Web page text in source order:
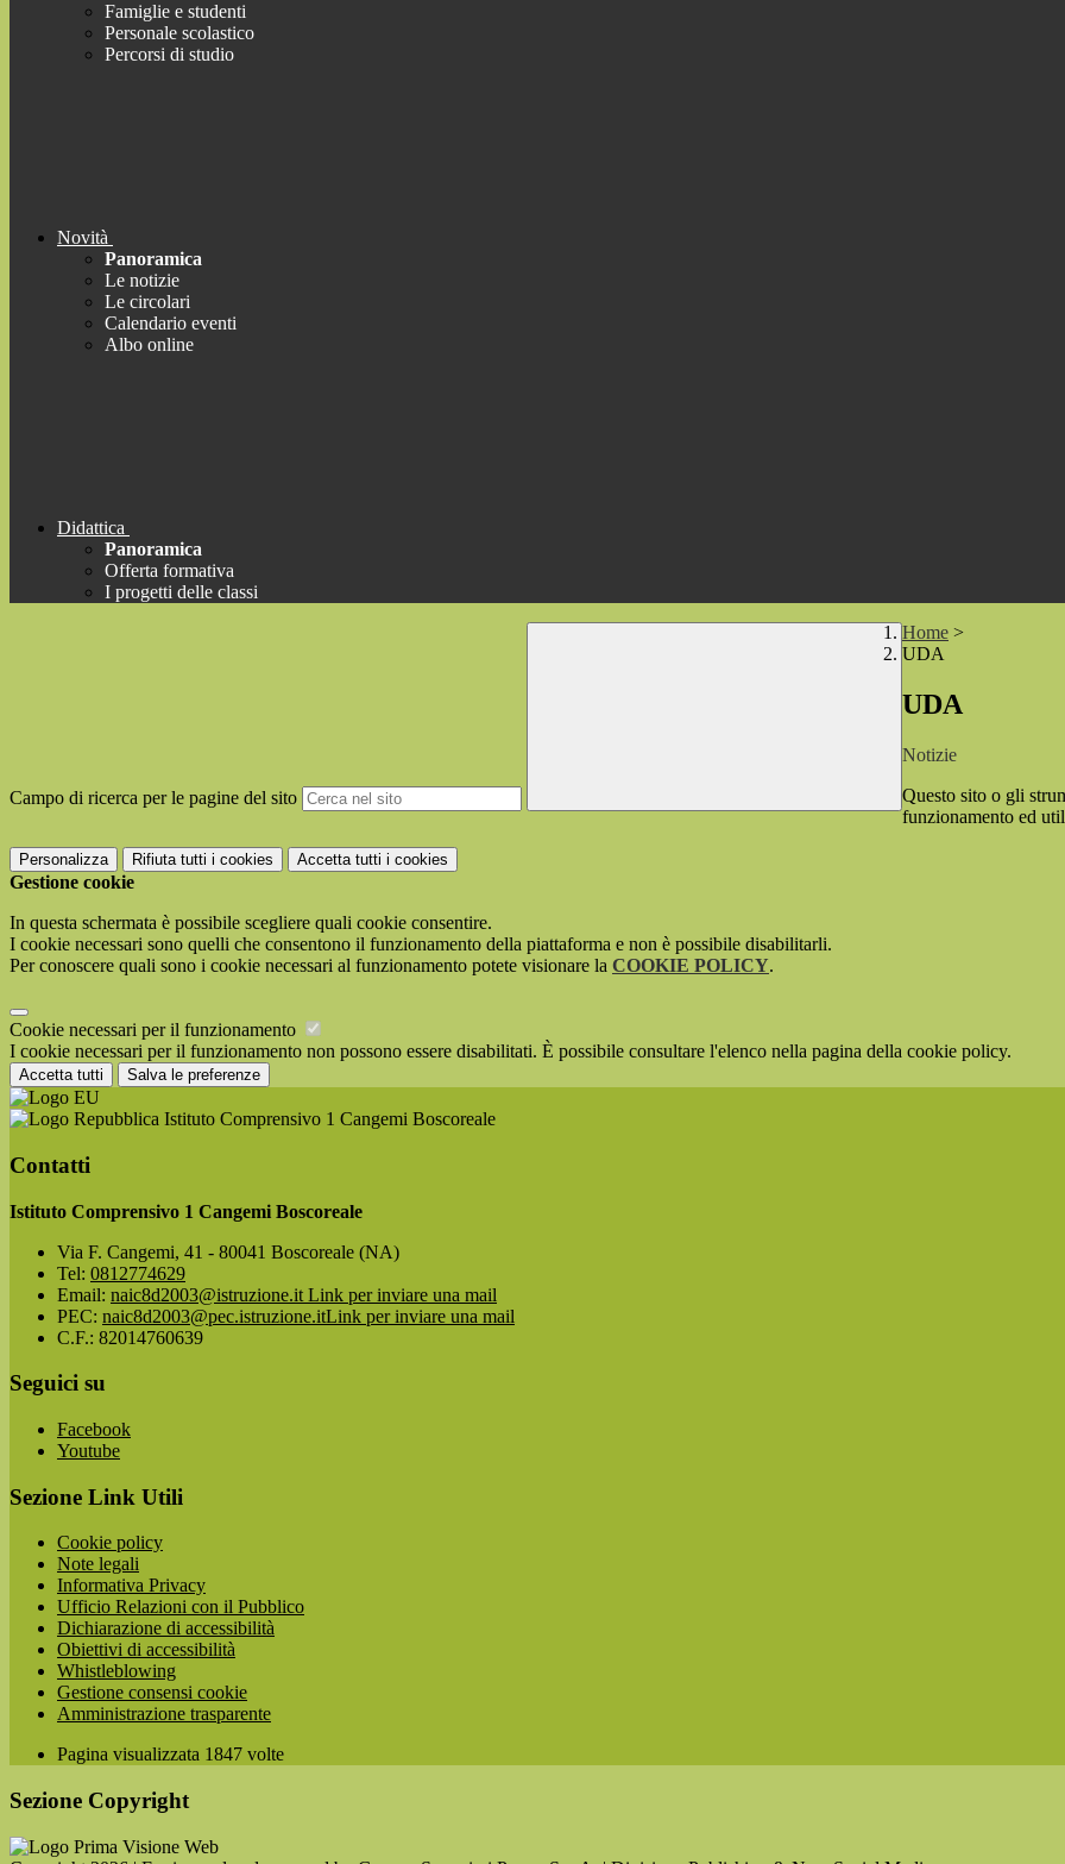
Famiglie e studenti
Personale scolastico
Percorsi di studio
Novità
Panoramica
Le notizie
Le circolari
Calendario eventi
Albo online
Didattica
Panoramica
Offerta formativa
I progetti delle classi
Campo di ricerca per le pagine del sito
Home >
UDA
UDA
Notizie
Questo sito o gli
funzionamento ed
Personalizza Rifiuta tutti i cookies Accetta tutti i cookies
Gestione cookie
In questa schermata è possibile scegliere quali cookie consentire.
I cookie necessari sono quelli che consentono il funzionamento della piattaforma e non è possibile disabilitarli.
Per conoscere quali sono i cookie necessari al funzionamento potete visionare la COOKIE POLICY.
Cookie necessari per il funzionamento
I cookie necessari per il funzionamento non possono essere disabilitati. È possibile consultare l'elenco nella pagina della cookie policy.
Accetta tutti Salva le preferenze
Istituto Comprensivo 1 Cangemi Boscoreale
Contatti
Istituto Comprensivo 1 Cangemi Boscoreale
Via F. Cangemi, 41 - 80041 Boscoreale (NA)
Tel: 0812774629
Email: naic8d2003@istruzione.it Link per inviare una mail
PEC: naic8d2003@pec.istruzione.itLink per inviare una mail
C.F.: 82014760639
Seguici su
Facebook
Youtube
Sezione Link Utili
Cookie policy
Note legali
Informativa Privacy
Ufficio Relazioni con il Pubblico
Dichiarazione di accessibilità
Obiettivi di accessibilità
Whistleblowing
Gestione consensi cookie
Amministrazione trasparente
Pagina visualizzata 1847 volte
Sezione Copyright